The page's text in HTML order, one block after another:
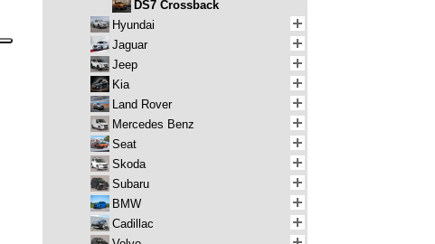
DS7 Crossback
Hyundai
Jaguar
Jeep
Kia
Land Rover
Mercedes Benz
Seat
Skoda
Subaru
BMW
Cadillac